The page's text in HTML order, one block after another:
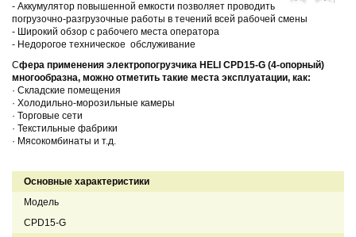
- Аккумулятор повышенной емкости позволяет проводить
погрузочно-разгрузочные работы в течений всей рабочей смены
- Широкий обзор с рабочего места оператора
- Недорогое техническое обслуживание
Сфера применения электропогрузчика HELI CPD15-G (4-опорный)
многообразна, можно отметить такие места эксплуатации, как:
· Складские помещения
· Холодильно-морозильные камеры
· Торговые сети
· Текстильные фабрики
· Мясокомбинаты и т.д.
Основные характеристики
Модель
CPD15-G